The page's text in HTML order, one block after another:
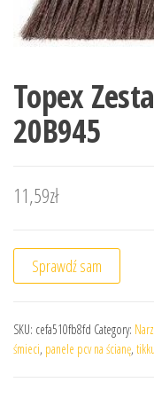
Topex
20B945
11,59zł
Sprawdź sam
SKU: cefa510fb8fd Category:
śmieci, panele pcv na ścianę,